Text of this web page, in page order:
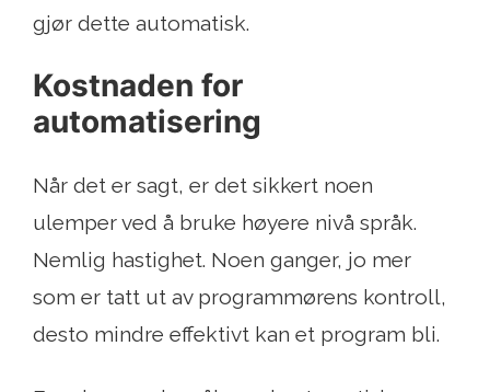
gjør dette automatisk.
Kostnaden for
automatisering
Når det er sagt, er det sikkert noen
ulemper ved å bruke høyere nivå språk.
Nemlig hastighet. Noen ganger, jo mer
som er tatt ut av programmørens kontroll,
desto mindre effektivt kan et program bli.